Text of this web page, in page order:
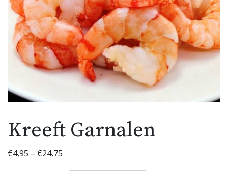
Kreeft Garnalen
€4,95 – €24,75